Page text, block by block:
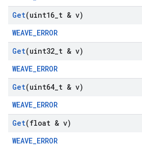
Get(uint16 t & v)
WEAVE_ERROR
Get(uint32 t & v)
WEAVE_ERROR
Get(uint64 t & v)
WEAVE_ERROR
Get(float & v)
WEAVE_ERROR